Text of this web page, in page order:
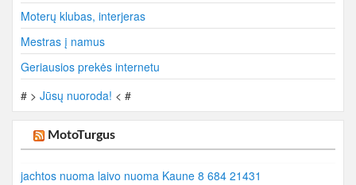
Moterų klubas, interjeras
Mestras į namus
Geriausios prekės internetu
# > Jūsų nuoroda! < #
MotoTurgus
jachtos nuoma laivo nuoma Kaune 8 684 21431